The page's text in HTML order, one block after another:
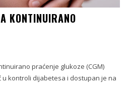
KONTINUIRANO
praćenje glukoze (CGM)
kontroli dijabetesa i dostupan je na